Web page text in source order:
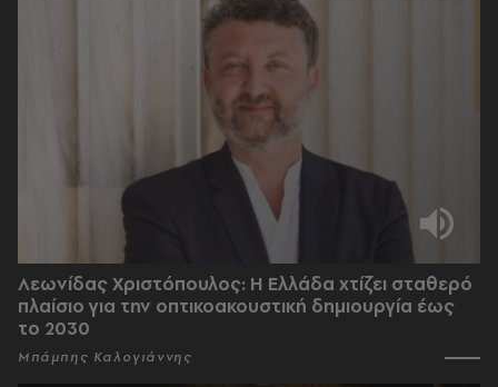
Λεωνίδας Χριστόπουλος: Η Ελλάδα χτίζει σταθερό
πλαίσιο για την οπτικοακουστική δημιουργία έως
το 2030
Μπάμπης Καλογιάννης